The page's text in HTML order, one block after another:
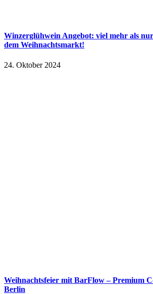
Winzerglühwein Angebot: viel mehr als
dem Weihnachtsmarkt!
24. Oktober 2024
Weihnachtsfeier mit BarFlow – Premium
Berlin